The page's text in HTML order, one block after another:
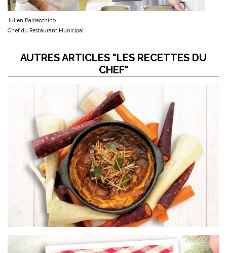
Julien Baldacchino
Chef du Restaurant Municipal
AUTRES ARTICLES "LES RECETTES DU
CHEF"